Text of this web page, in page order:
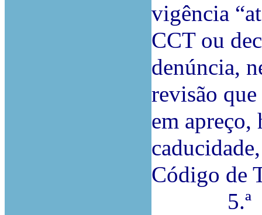
vigência
CCT ou
denúncia,
revisão
em apreço,
Código de
5.ª O